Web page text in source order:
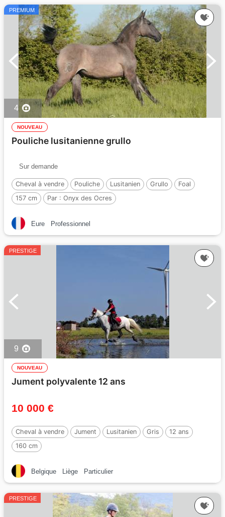
PREMIUM
4
NOUVEAU
Pouliche lusitanienne grullo
Sur demande
Cheval à vendre Pouliche Lusitanien Grullo
Foal
157 cm
Par : Onyx des Ocres
Eure Professionnel
PRESTIGE
9
NOUVEAU
Jument polyvalente 12 ans
10 000 €
Cheval à vendre Jument Lusitanien Gris
12 ans
160 cm
Belgique Liège Particulier
PRESTIGE